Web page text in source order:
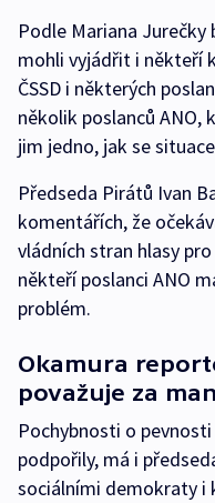
Podle Mariana Jurečky
mohli vyjádřit i někteří
ČSSD i některých
několik poslanců ANO,
jim jedno, jak se
Předseda Pirátů Ivan
komentářích, že
vládních stran hlasy
někteří poslanci ANO
problém.
Okamura
považuje za
Pochybnosti o
podpořily, má i
sociálními demokraty i